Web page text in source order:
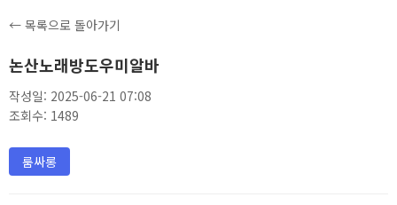
← 목록으로 돌아가기
논산노래방도우미알바
작성일: 2025-06-21 07:08
조회수: 1489
룸싸롱